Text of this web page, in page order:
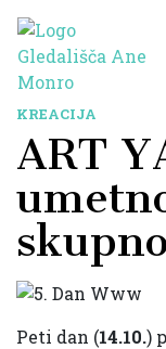
KREACIJA
ART
Peti dan (14.10.)